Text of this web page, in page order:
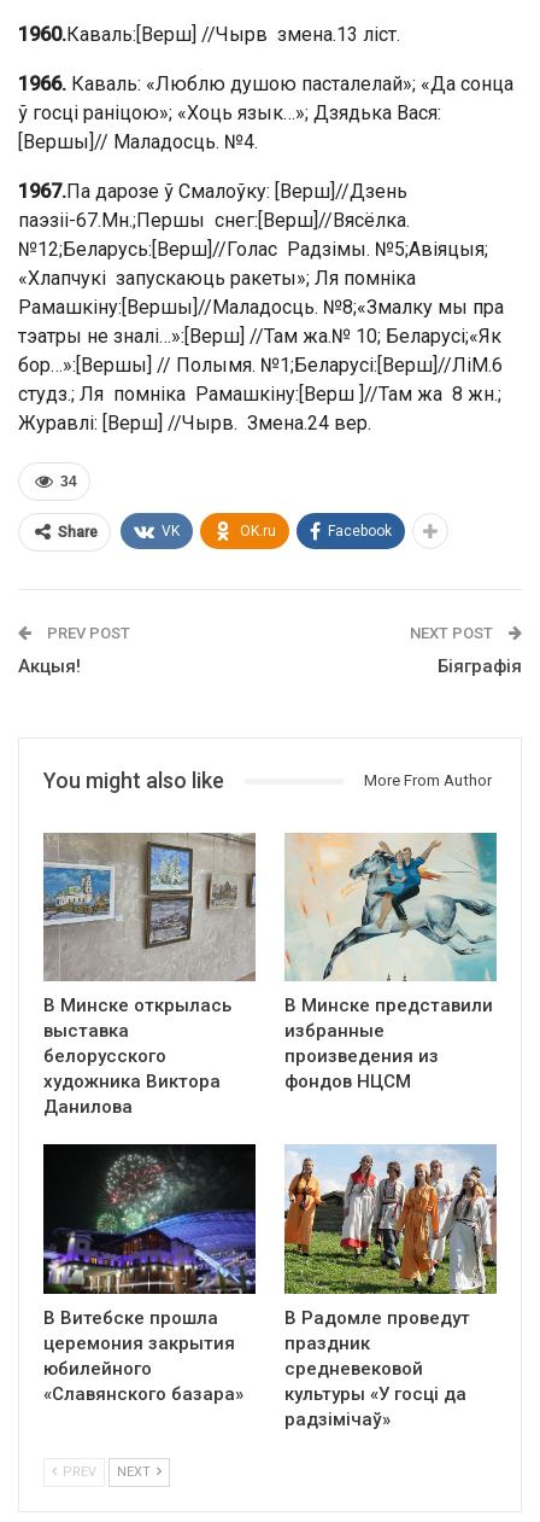
1960.Каваль:[Верш] //Чырв змена.13 ліст.
1966. Каваль: «Люблю душою пасталелай»; «Да сонца
ў госці раніцою»; «Хоць язык…»; Дзядька Вася:
[Вершы]// Маладосць. №4.
1967.Па дарозе ў Смалоўку: [Верш]//Дзень
паэзіі-67.Мн.;Першы снег:[Верш]//Вясёлка.
№12;Беларусь:[Верш]//Голас Радзімы. №5;Авіяцыя;
«Хлапчукі запускаюць ракеты»; Ля помніка
Рамашкіну:[Вершы]//Маладосць. №8;«Змалку мы пра
тэатры не зналі…»:[Верш] //Там жа.№ 10; Беларусі;«Як
бор…»:[Вершы] // Полымя. №1;Беларусі:[Верш]//ЛіМ.6
студз.; Ля помніка Рамашкіну:[Верш ]//Там жа 8 жн.;
Журавлі: [Верш] //Чырв. Змена.24 вер.
34
Share VK OK.ru Facebook
PREV POST
Акцыя!
NEXT POST
Біяграфія
You might also like More From Author
В Минске открылась
выставка
белорусского
художника Виктора
Данилова
В Минске представили
избранные
произведения из
фондов НЦСМ
В Витебске прошла
церемония закрытия
юбилейного
«Славянского базара»
В Радомле проведут
праздник
средневековой
культуры «У госці да
радзімічаў»
PREV NEXT